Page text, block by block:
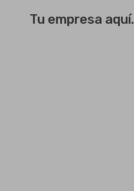
Tu empresa aquí.